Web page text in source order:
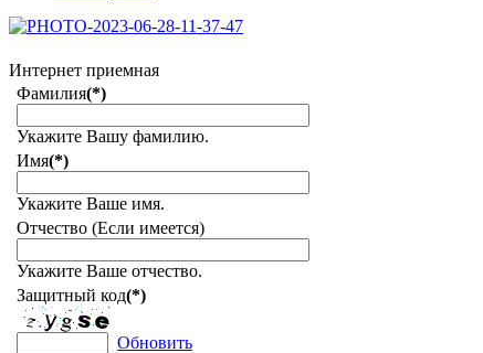
Интернет приемная
Фамилия(*)
Укажите Вашу фамилию.
Имя(*)
Укажите Ваше имя.
Отчество (Если имеется)
Укажите Ваше отчество.
Защитный код(*)
Обновить